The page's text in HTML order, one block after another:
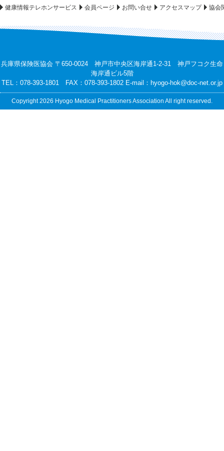
健康情報テレホンサービス
会員ページ お問い合せ アクセスマップ 協会
兵庫県保険医協会 〒650-0024 神戸市中央区海岸通1-2-31 神戸フコク生命
海岸通ビル5階
TEL：078-393-1801 FAX：078-393-1802 E-mail： hyogo-hok@doc-net.or.jp
Copyright 2026 Hyogo Medical Practitioners Association All right reserved.